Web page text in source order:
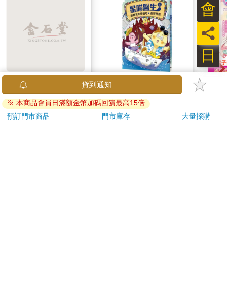
今周刊07月2026第
1546期
99 特價 94 元
【電子書】星喵醫生
4─ 聽聽我的煩惱吧-假
期挑戰
特價 231 元
貨到通知
※ 本商品會員日滿額金幣加碼回饋最高15倍
預訂門市商品
門市庫存 大量採購
日
員
會